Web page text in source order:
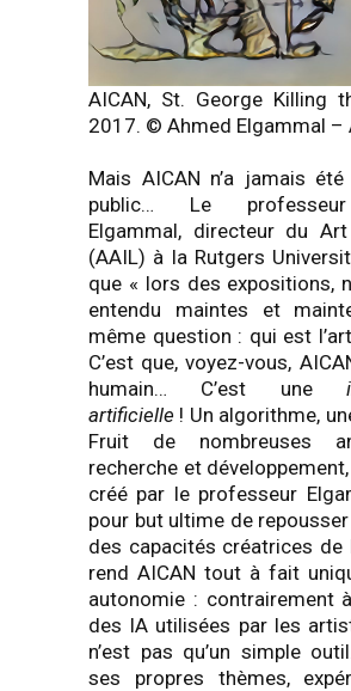
AICAN, St. George Killing
2017. © Ahmed Elgammal –
Mais AICAN n’a jamais
public… Le
Elgammal, directeur du
(AAIL) à la Rutgers
que « lors des expositions,
entendu maintes et
même question : qui est
C’est que, voyez-vous,
humain… C’est une
artificielle ! Un algorithme,
Fruit de nombreuses
recherche et
créé par le professeur
pour but ultime de
des capacités créatrices de
rend AICAN tout à fait
autonomie : contrairement
des IA utilisées par les
n’est pas qu’un simple
ses propres thèmes,